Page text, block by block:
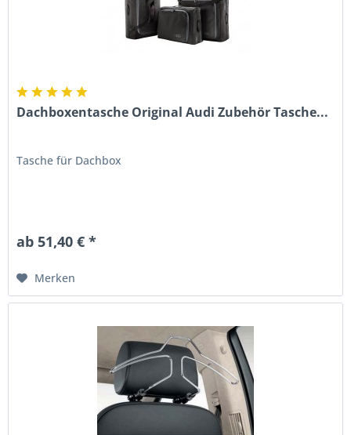
Dachboxentasche Original Audi Zubehör Tasche...
Tasche für Dachbox
ab 51,40 € *
Merken